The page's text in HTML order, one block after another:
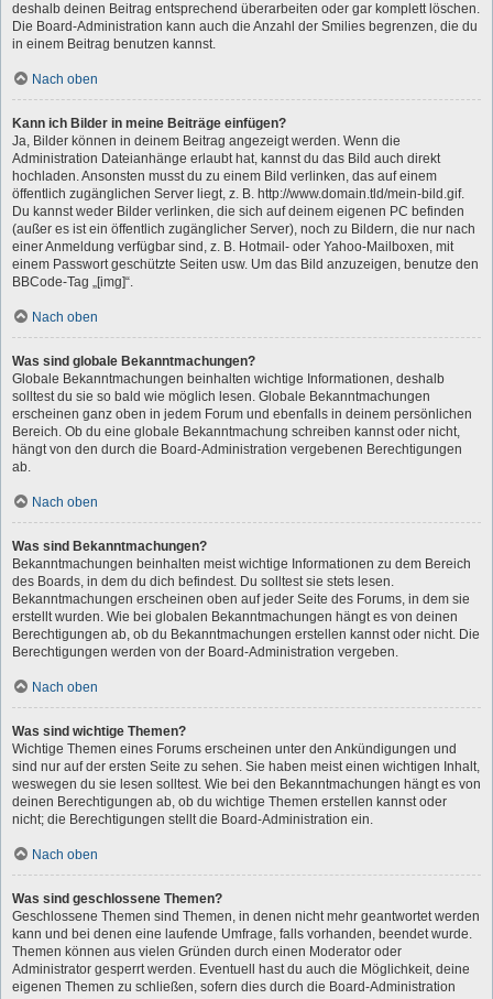
deshalb deinen Beitrag entsprechend überarbeiten oder gar komplett löschen.
Die Board-Administration kann auch die Anzahl der Smilies begrenzen, die du
in einem Beitrag benutzen kannst.
Nach oben
Kann ich Bilder in meine Beiträge einfügen?
Ja, Bilder können in deinem Beitrag angezeigt werden. Wenn die
Administration Dateianhänge erlaubt hat, kannst du das Bild auch direkt
hochladen. Ansonsten musst du zu einem Bild verlinken, das auf einem
öffentlich zugänglichen Server liegt, z. B. http://www.domain.tld/mein-bild.gif.
Du kannst weder Bilder verlinken, die sich auf deinem eigenen PC befinden
(außer es ist ein öffentlich zugänglicher Server), noch zu Bildern, die nur nach
einer Anmeldung verfügbar sind, z. B. Hotmail- oder Yahoo-Mailboxen, mit
einem Passwort geschützte Seiten usw. Um das Bild anzuzeigen, benutze den
BBCode-Tag „[img]“.
Nach oben
Was sind globale Bekanntmachungen?
Globale Bekanntmachungen beinhalten wichtige Informationen, deshalb
solltest du sie so bald wie möglich lesen. Globale Bekanntmachungen
erscheinen ganz oben in jedem Forum und ebenfalls in deinem persönlichen
Bereich. Ob du eine globale Bekanntmachung schreiben kannst oder nicht,
hängt von den durch die Board-Administration vergebenen Berechtigungen
ab.
Nach oben
Was sind Bekanntmachungen?
Bekanntmachungen beinhalten meist wichtige Informationen zu dem Bereich
des Boards, in dem du dich befindest. Du solltest sie stets lesen.
Bekanntmachungen erscheinen oben auf jeder Seite des Forums, in dem sie
erstellt wurden. Wie bei globalen Bekanntmachungen hängt es von deinen
Berechtigungen ab, ob du Bekanntmachungen erstellen kannst oder nicht. Die
Berechtigungen werden von der Board-Administration vergeben.
Nach oben
Was sind wichtige Themen?
Wichtige Themen eines Forums erscheinen unter den Ankündigungen und
sind nur auf der ersten Seite zu sehen. Sie haben meist einen wichtigen Inhalt,
weswegen du sie lesen solltest. Wie bei den Bekanntmachungen hängt es von
deinen Berechtigungen ab, ob du wichtige Themen erstellen kannst oder
nicht; die Berechtigungen stellt die Board-Administration ein.
Nach oben
Was sind geschlossene Themen?
Geschlossene Themen sind Themen, in denen nicht mehr geantwortet werden
kann und bei denen eine laufende Umfrage, falls vorhanden, beendet wurde.
Themen können aus vielen Gründen durch einen Moderator oder
Administrator gesperrt werden. Eventuell hast du auch die Möglichkeit, deine
eigenen Themen zu schließen, sofern dies durch die Board-Administration